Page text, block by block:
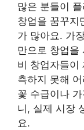
많은 분들이
창업을 꿈꾸지
가 많아요. 가
만으로 창업을
비 창업자들이
측하지 못해
꽃 수급이나
니, 실제 시장
요.